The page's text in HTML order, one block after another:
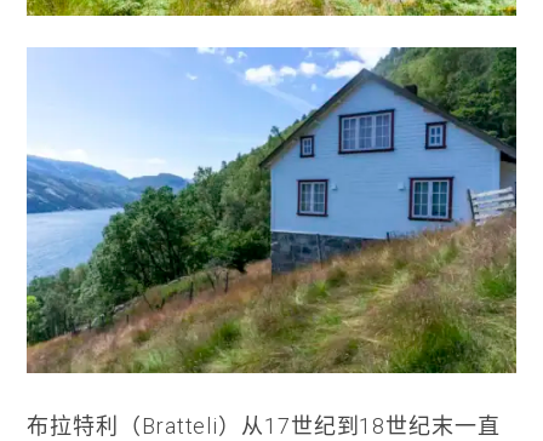
布拉特利（Bratteli）从17世纪到18世纪末一直